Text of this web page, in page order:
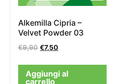
Alkemilla Cipria –
Velvet Powder 03
€9,90 €7,50
Aggiungi al
carrello